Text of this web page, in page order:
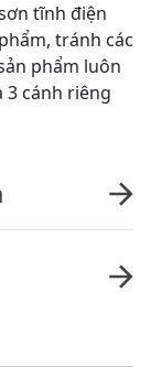
tĩnh điện
tránh các
phẩm luôn
3 cánh riêng